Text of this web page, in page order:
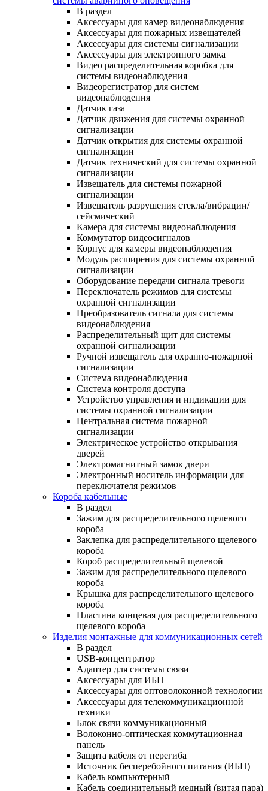
В раздел
Аксессуары для камер видеонаблюдения
Аксессуары для пожарных извещателей
Аксессуары для системы сигнализации
Аксессуары для электронного замка
Видео распределительная коробка для
системы видеонаблюдения
Видеорегистратор для систем
видеонаблюдения
Датчик газа
Датчик движения для системы охранной
сигнализации
Датчик открытия для системы охранной
сигнализации
Датчик технический для системы охранной
сигнализации
Извещатель для системы пожарной
сигнализации
Извещатель разрушения стекла/вибрации/
сейсмический
Камера для системы видеонаблюдения
Коммутатор видеосигналов
Корпус для камеры видеонаблюдения
Модуль расширения для системы охранной
сигнализации
Оборудование передачи сигнала тревоги
Переключатель режимов для системы
охранной сигнализации
Преобразователь сигнала для системы
видеонаблюдения
Распределительный щит для системы
охранной сигнализации
Ручной извещатель для охранно-пожарной
сигнализации
Система видеонаблюдения
Система контроля доступа
Устройство управления и индикации для
системы охранной сигнализации
Центральная система пожарной
сигнализации
Электрическое устройство открывания
дверей
Электромагнитный замок двери
Электронный носитель информации для
переключателя режимов
Короба кабельные
В раздел
Зажим для распределительного щелевого
короба
Заклепка для распределительного щелевого
короба
Короб распределительный щелевой
Зажим для распределительного щелевого
короба
Крышка для распределительного щелевого
короба
Пластина концевая для распределительного
щелевого короба
Изделия монтажные для коммуникационных сетей
В раздел
USB-концентратор
Адаптер для системы связи
Аксессуары для ИБП
Аксессуары для оптоволоконной технологии
Аксессуары для телекоммуникационной
техники
Блок связи коммуникационный
Волоконно-оптическая коммутационная
панель
Защита кабеля от перегиба
Источник бесперебойного питания (ИБП)
Кабель компьютерный
Кабель соединительный медный (витая пара)